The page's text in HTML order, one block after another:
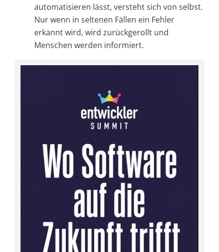
automatisieren lässt, versteht sich von selbst.
Nur wenn in seltenen Fällen ein Fehler
erkannt wird, wird zurückgerollt und
Menschen werden informiert.